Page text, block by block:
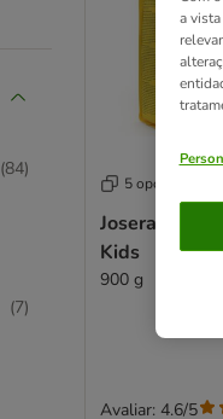
(84)
(7)
5 opções
Josera Medi/
Kids
900 g
Avaliar: 4.6/5
a